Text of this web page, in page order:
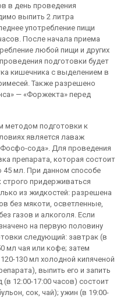
в день проведения
выпить 2 литра
употребление пищи
После начала приема
любой пищи и других
подготовки будет
кишечника с выделением в
Также разрешено
— «Форжекта» перед
методом подготовки к
является лаваж
сода». Для проведения
препарата, которая состоит
45 мл. При данном способе
строго придерживаться
из жидкостей: разрешена
без мякоти, осветленные,
газов и алкоголя. Если
на первую половину
следующий: завтрак (в
мл чая или кофе; затем
130 мл холодной кипяченой
выпить его и запить
12:00-17:00 часов) состоит
сок, чай); ужин (в 19:00-